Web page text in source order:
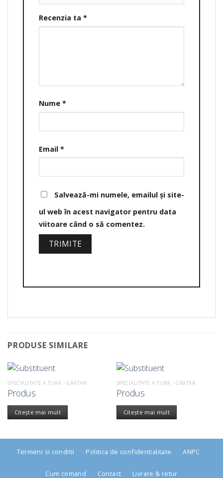
Recenzia ta *
Nume *
Email *
Salvează-mi numele, emailul și site-
ul web în acest navigator pentru data
viitoare când o să comentez.
PRODUSE SIMILARE
SPECIALITATE A TURK - GRĂTAR
Produs
Citește mai mult
SPECIALITATE A TURK - GRĂTAR
Produs
Citește mai mult
Termeni si conditii Politica de confidentialitate ANPC
Cum comand Contact Livrare & retur